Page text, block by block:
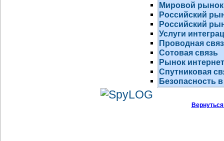
Мировой рынок
Российский
Российский
Услуги
Проводная
Сотовая связь
Рынок
Спутниковая
Безопасность